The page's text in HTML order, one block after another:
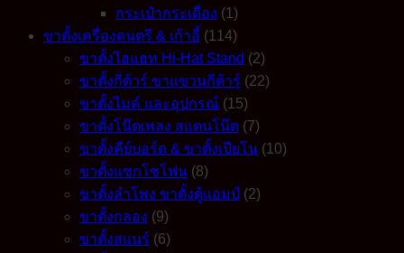
กระเป๋ากระเดื่อง (1)
ขาตั้งเครื่องดนตรี & เก้าอี้ (114)
ขาตั้งไฮแฮท Hi-Hat Stand (2)
ขาตั้งกีต้าร์ ขาแขวนกีต้าร์ (22)
ขาตั้งไมค์ และอุปกรณ์ (15)
ขาตั้งโน๊ตเพลง สแตนโน๊ต (7)
ขาตั้งคีย์บอร์ด & ขาตั้งเปียโน (10)
ขาตั้งแซกโซโฟน (8)
ขาตั้งลำโพง ขาตั้งตู้แอมป์ (2)
ขาตั้งกลอง (9)
ขาตั้งสแนร์ (6)